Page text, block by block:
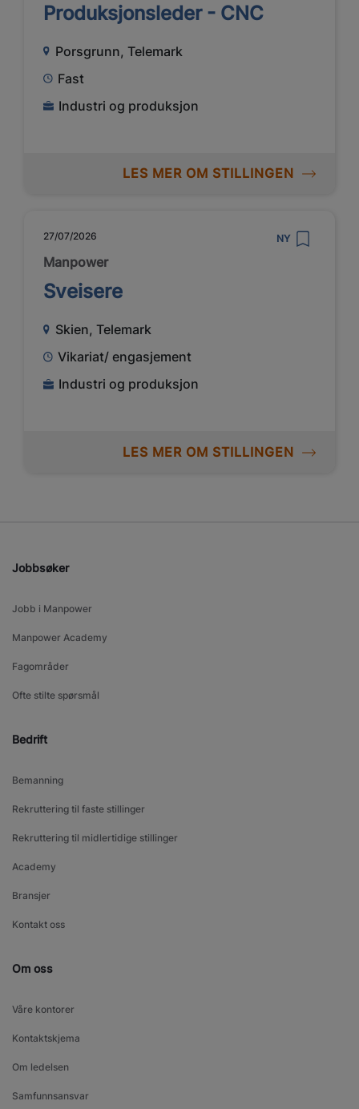
Produksjonsleder - CNC
Porsgrunn, Telemark
Fast
Industri og produksjon
LES MER OM STILLINGEN
27/07/2026 NY
Manpower
Sveisere
Skien, Telemark
Vikariat/ engasjement
Industri og produksjon
LES MER OM STILLINGEN
Jobbsøker
Jobb i Manpower
Manpower Academy
Fagområder
Ofte stilte spørsmål
Bedrift
Bemanning
Rekruttering til faste stillinger
Rekruttering til midlertidige stillinger
Academy
Bransjer
Kontakt oss
Om oss
Våre kontorer
Kontaktskjema
Om ledelsen
Samfunnsansvar